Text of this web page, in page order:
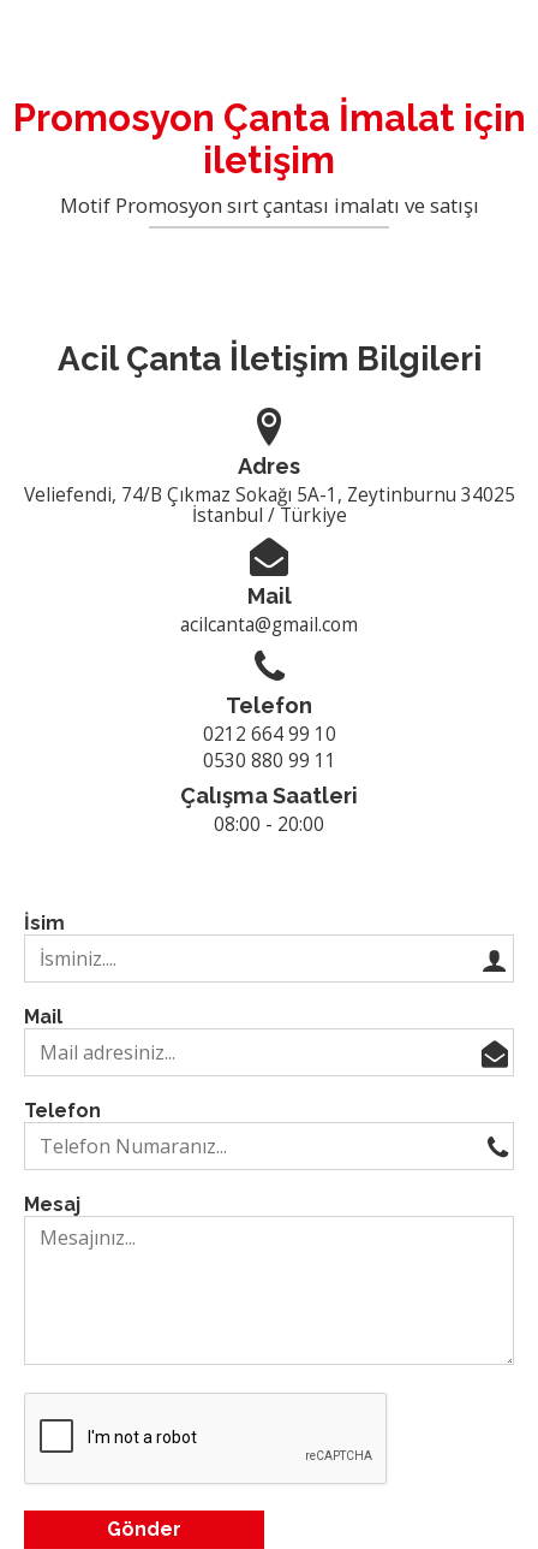
Ham Bez Çanta
Spor Çantaları
Ham Bez Ürünler
Teklif İsteyin
Kaliteli Çanta Üretimi Yeni Modeller
Promosyon Çanta İmalatı ve Satışı
Ham bez Çanta İmalatı ve satışı
İletişim
Promosyon Çanta İmalat için
iletişim
Motif Promosyon sırt çantası imalatı ve satışı
Acil Çanta İletişim Bilgileri
Adres
Veliefendi, 74/B Çıkmaz Sokağı 5A-1, Zeytinburnu 34025
İstanbul / Türkiye
Mail
acilcanta@gmail.com
Telefon
0212 664 99 10
0530 880 99 11
Çalışma Saatleri
08:00 - 20:00
İsim
Mail
Telefon
Mesaj